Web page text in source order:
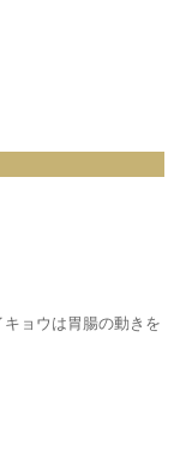
ョウは胃腸の動きを